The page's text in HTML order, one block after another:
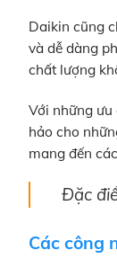
Daikin cũng
và dễ dàng
chất lượng
Với những
hảo cho
mang đến
Đặc
Các công